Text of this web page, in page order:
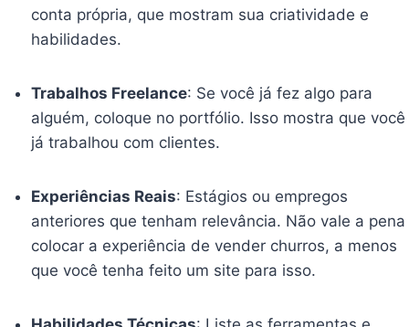
conta própria, que mostram sua criatividade e
habilidades.
Trabalhos Freelance: Se você já fez algo para
alguém, coloque no portfólio. Isso mostra que você
já trabalhou com clientes.
Experiências Reais: Estágios ou empregos
anteriores que tenham relevância. Não vale a pena
colocar a experiência de vender churros, a menos
que você tenha feito um site para isso.